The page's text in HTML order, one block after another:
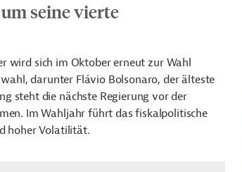
seine vierte
wird sich im Oktober erneut zur Wahl
darunter Flávio Bolsonaro, der älteste
steht die nächste Regierung vor der
Im Wahljahr führt das fiskalpolitische
hoher Volatilität.